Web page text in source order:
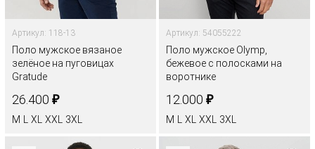
Артикул: 118-13
Поло мужское вязаное
зелёное на пуговицах
Gratude
26.400 ₽
M XL XXL 3XL
Артикул: 54055222
Поло мужское Olymp,
бежевое с полосками на
воротнике
12.000 ₽
M XL XXL 3XL